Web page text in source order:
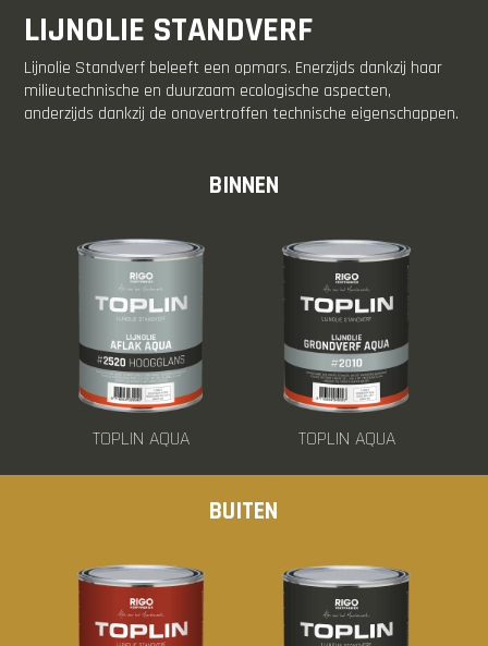
LIJNOLIE STANDVERF
Lijnolie Standverf beleeft een opmars. Enerzijds dankzij haar
milieutechnische en duurzaam ecologische aspecten,
anderzijds dankzij de onovertroffen technische eigenschappen.
BINNEN
TOPLIN AQUA TOPLIN AQUA
BUITEN